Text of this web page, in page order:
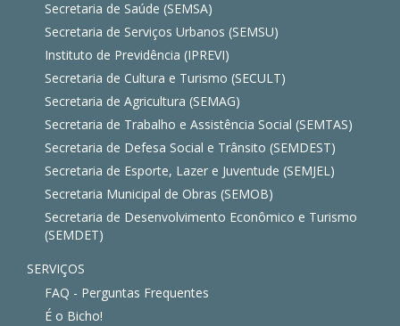
Secretaria de Saúde (SEMSA)
Secretaria de Serviços Urbanos (SEMSU)
Instituto de Previdência (IPREVI)
Secretaria de Cultura e Turismo (SECULT)
Secretaria de Agricultura (SEMAG)
Secretaria de Trabalho e Assistência Social (SEMTAS)
Secretaria de Defesa Social e Trânsito (SEMDEST)
Secretaria de Esporte, Lazer e Juventude (SEMJEL)
Secretaria Municipal de Obras (SEMOB)
Secretaria de Desenvolvimento Econômico e Turismo
(SEMDET)
SERVIÇOS
FAQ - Perguntas Frequentes
É o Bicho!